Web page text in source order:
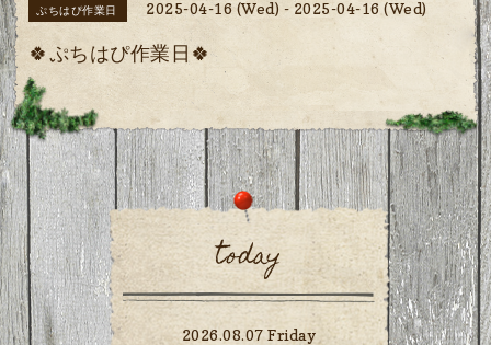
ぷちはぴ作業日 2025-04-16 (Wed) - 2025-04-16 (Wed)
🍀ぷちはぴ作業日🍀
today
2026.08.07 Friday